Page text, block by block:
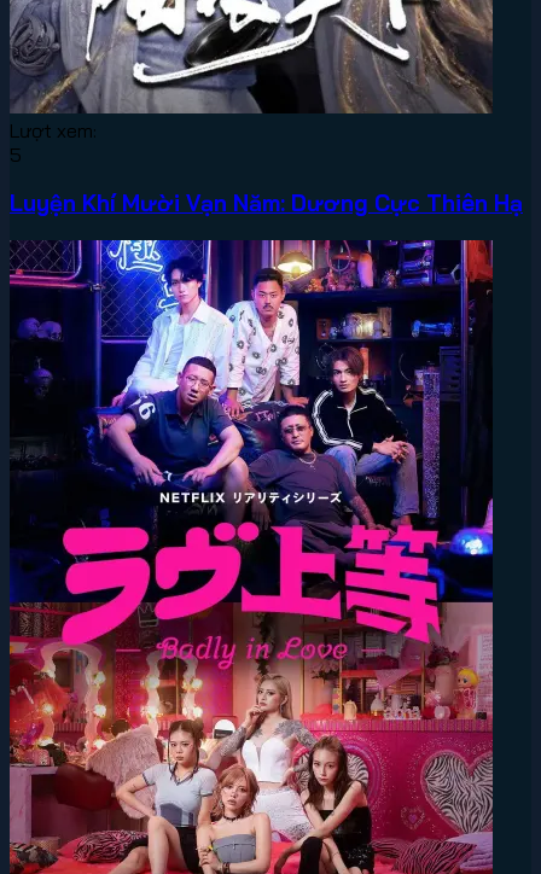
Lượt xem:
5
Luyện Khí Mười Vạn Năm: Dương Cực Thiên Hạ